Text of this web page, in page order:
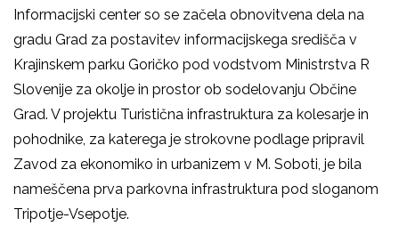
Informacijski center so se začela obnovitvena dela na
gradu Grad za postavitev informacijskega središča v
Krajinskem parku Goričko pod vodstvom Ministrstva R
Slovenije za okolje in prostor ob sodelovanju Občine
Grad. V projektu Turistična infrastruktura za kolesarje in
pohodnike, za katerega je strokovne podlage pripravil
Zavod za ekonomiko in urbanizem v M. Soboti, je bila
nameščena prva parkovna infrastruktura pod sloganom
Tripotje-Vsepotje.